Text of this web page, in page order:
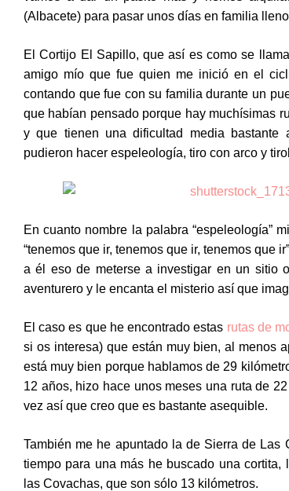
(Albacete) para pasar unos días en familia
El Cortijo El Sapillo, que así es como se
amigo mío que fue quien me inició en el
contando que fue con su familia durante un
que habían pensado porque hay muchísimas
y que tienen una dificultad media bastante
pudieron hacer espeleología, tiro con arco y
En cuanto nombre la palabra “espeleología”
“tenemos que ir, tenemos que ir, tenemos que
a él eso de meterse a investigar en un sitio
aventurero y le encanta el misterio así que
El caso es que he encontrado estas rutas de
si os interesa) que están muy bien, al menos
está muy bien porque hablamos de 29
12 años, hizo hace unos meses una ruta de
vez así que creo que es bastante asequible.
También me he apuntado la de Sierra de
tiempo para una más he buscado una
las Covachas, que son sólo 13 kilómetros.